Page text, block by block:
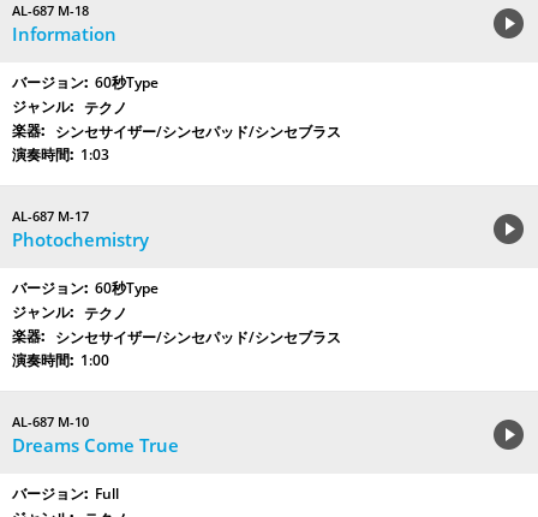
AL-687 M-18
Information
60秒Type
テクノ
シンセサイザー/シンセパッド/シンセブラス
1:03
AL-687 M-17
Photochemistry
60秒Type
テクノ
シンセサイザー/シンセパッド/シンセブラス
1:00
AL-687 M-10
Dreams Come True
Full